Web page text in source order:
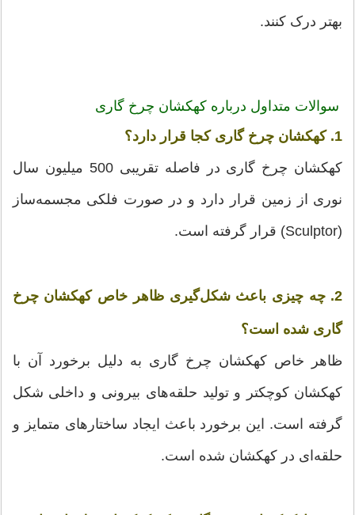
بهتر درک کنند.
سوالات متداول درباره کهکشان چرخ گاری
1. کهکشان چرخ گاری کجا قرار دارد؟
کهکشان چرخ گاری در فاصله تقریبی 500 میلیون سال
نوری از زمین قرار دارد و در صورت فلکی مجسمه‌ساز
(Sculptor) قرار گرفته است.
2. چه چیزی باعث شکل‌گیری ظاهر خاص کهکشان چرخ
گاری شده است؟
ظاهر خاص کهکشان چرخ گاری به دلیل برخورد آن با
کهکشان کوچکتر و تولید حلقه‌های بیرونی و داخلی شکل
گرفته است. این برخورد باعث ایجاد ساختارهای متمایز و
حلقه‌ای در کهکشان شده است.